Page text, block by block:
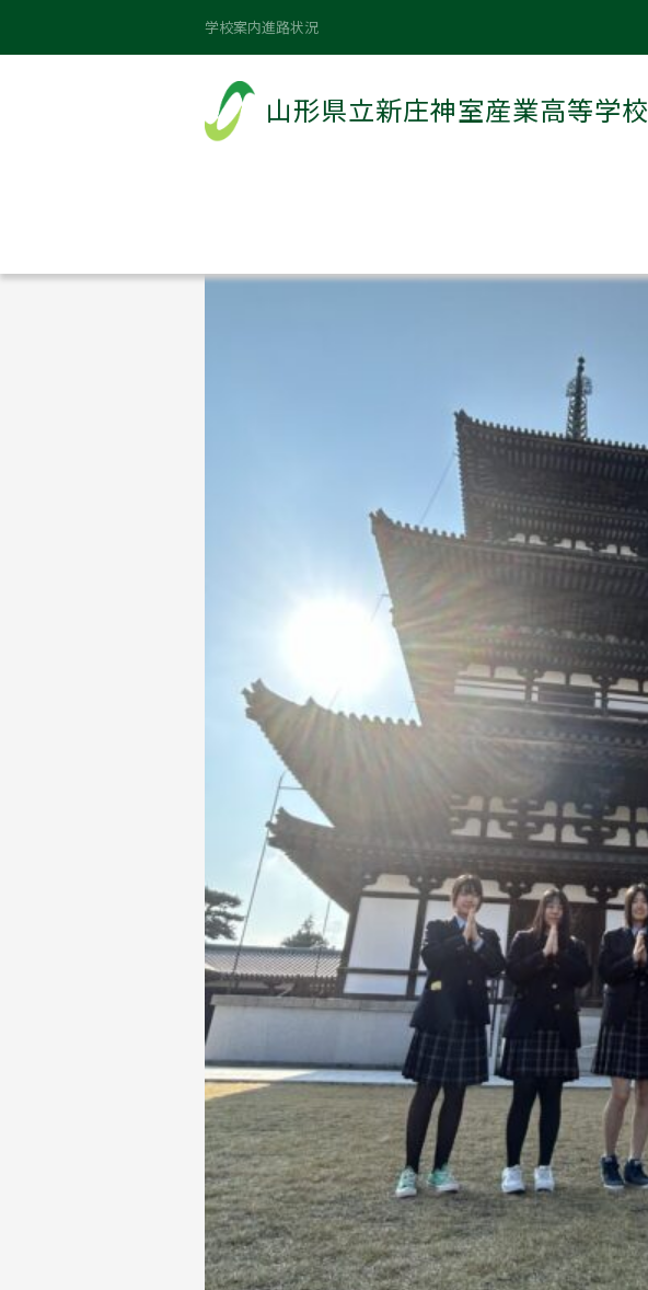
学校案内進路状況
山形県立新庄神室産業高等学校
修学旅行4日目（最終日）